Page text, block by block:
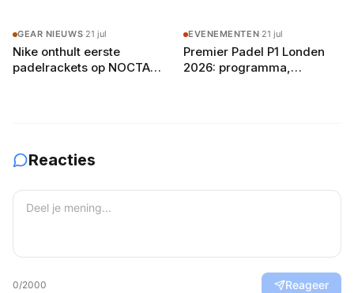
GEAR NIEUWS·21 jul
Nike onthult eerste
padelrackets op NOCTA
EVENEMENTEN·21 jul
Premier Padel P1 Londen
2026: programma,
Reacties
0/2000 Reageer